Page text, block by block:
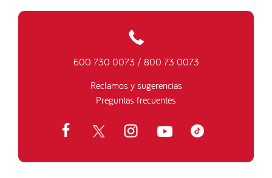
600 730 0073 / 800 73 0073
Reclamos y sugerencias
Preguntas frecuentes